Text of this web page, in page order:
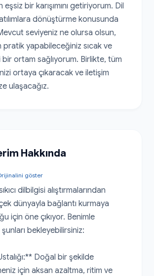
bir karışımını getiriyorum. Dil
dönüştürme konusunda
seviyeniz ne olursa olsun,
pratik yapabileceğiniz sıcak ve
ortam sağlıyorum. Birlikte, tüm
ortaya çıkaracak ve iletişim
ulaşacağız.
Hakkında
göster
dilbilgisi alıştırmalarından
dünyayla bağlantı kurmaya
için öne çıkıyor. Benimle
bekleyebilirsiniz:
Doğal bir şekilde
için aksan azaltma, ritim ve